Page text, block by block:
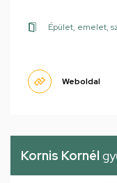
Épület, emelet,
Weboldal
Kornis Kornél